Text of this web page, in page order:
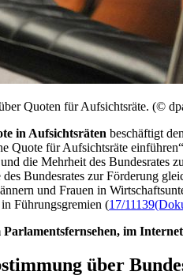
Quoten für Aufsichtsräte. (©
in Aufsichtsräten beschäftigt
Quote für Aufsichtsräte
die Mehrheit des Bundesrates
des Bundesrates zur Förderung
und Frauen in
Führungsgremien (17/11139
Parlamentsfernsehen, im
über